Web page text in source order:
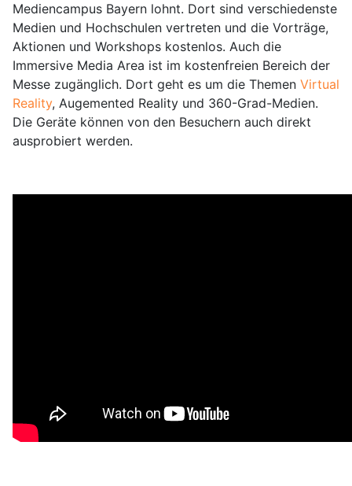
Mediencampus Bayern lohnt. Dort sind verschiedenste
Medien und Hochschulen vertreten und die Vorträge,
Aktionen und Workshops kostenlos. Auch die
Immersive Media Area ist im kostenfreien Bereich der
Messe zugänglich. Dort geht es um die Themen Virtual
Reality, Augemented Reality und 360-Grad-Medien.
Die Geräte können von den Besuchern auch direkt
ausprobiert werden.